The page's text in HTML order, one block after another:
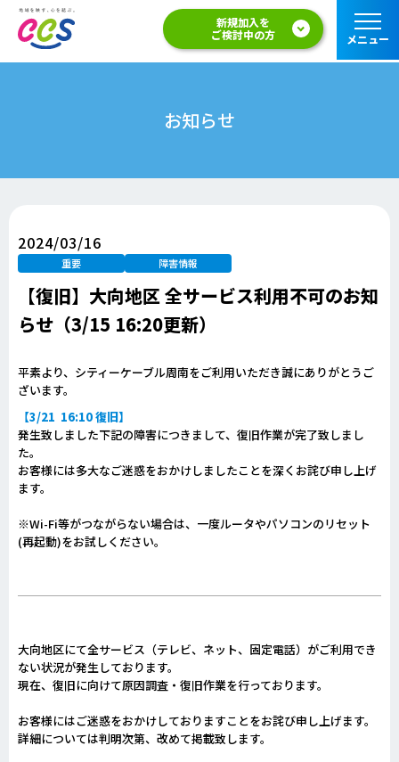
新規加入を
ご検討中の方
メニュー
お知らせ
2024/03/16
重要 障害情報
【復旧】大向地区 全サービス利用不可のお知
らせ（3/15 16:20更新）
平素より、シティーケーブル周南をご利用いただき誠にありがとうご
ざいます。
【3/21 16:10 復旧】
発生致しました下記の障害につきまして、復旧作業が完了致しまし
た。
お客様には多大なご迷惑をおかけしましたことを深くお詫び申し上げ
ます。
※Wi-Fi等がつながらない場合は、一度ルータやパソコンのリセット
(再起動)をお試しください。
大向地区にて全サービス（テレビ、ネット、固定電話）がご利用でき
ない状況が発生しております。
現在、復旧に向けて原因調査・復旧作業を行っております。
お客様にはご迷惑をおかけしておりますことをお詫び申し上げます。
詳細については判明次第、改めて掲載致します。